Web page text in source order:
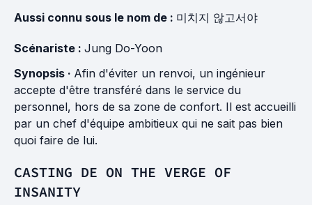
Aussi connu sous le nom de : 미치지 않고서야
Scénariste : Jung Do-Yoon
Synopsis · Afin d'éviter un renvoi, un ingénieur
accepte d'être transféré dans le service du
personnel, hors de sa zone de confort. Il est accueilli
par un chef d'équipe ambitieux qui ne sait pas bien
quoi faire de lui.
CASTING DE ON THE VERGE OF
INSANITY